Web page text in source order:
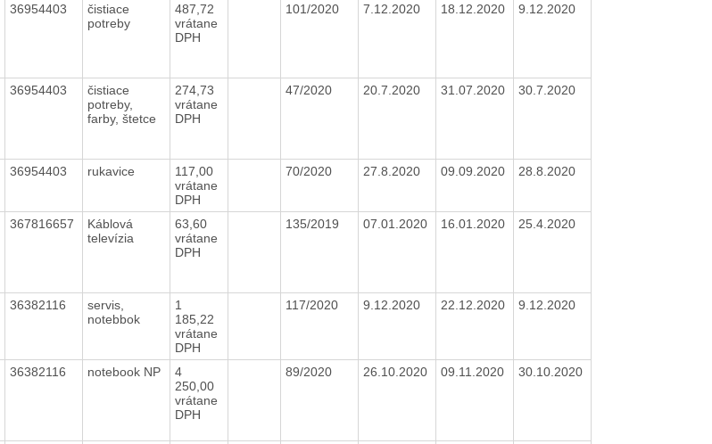
36954403
čistiace
potreby
487,72
vrátane
DPH
101/2020 7.12.2020 18.12.2020 9.12.2020
36954403
čistiace
potreby,
farby, štetce
274,73
vrátane
DPH
47/2020 20.7.2020 31.07.2020 30.7.2020
36954403 rukavice
117,00
vrátane
DPH
70/2020 27.8.2020 09.09.2020 28.8.2020
367816657
Káblová
televízia
63,60
vrátane
DPH
135/2019 07.01.2020 16.01.2020 25.4.2020
36382116
servis,
notebbok
1
185,22
vrátane
DPH
117/2020 9.12.2020 22.12.2020 9.12.2020
36382116 notebook NP
4
250,00
vrátane
DPH
89/2020 26.10.2020 09.11.2020 30.10.2020